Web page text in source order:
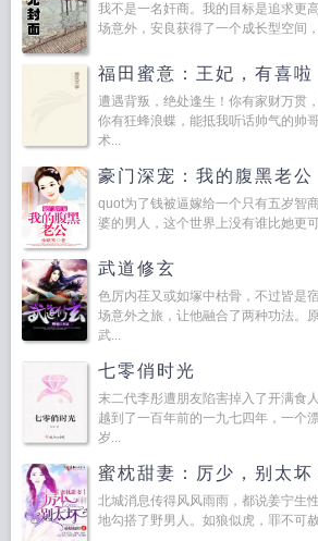
我不是一名奸商。我的目标是追求更
场意外，安良获得了一个成长型空间
福田蜜意：王妃，有喜啦
遭遇背叛，绝处逢生！你有家财万贯
你有狂蜂浪蝶，能抵我听话帅气的帅
术...
豪门深宠：我的腹黑老公
quot为了钱被逼嫁给一个只有五岁智
婆的男人，这个世界上没有谁比她更
武道修玄
色厉内荏又或如塚中枯骨，不过皆是
场意外之旅，让他融合了两种功法。
武...
七零俏时光
末二代李彤遭朋友陷害掉入了开满食
越到了一百年前的一九七四年，一个
岁...
蜜枕甜妻：厉少，别太坏
北城消息传得风风雨雨，都说姜宁生
地勾搭了野男人。如狼似虎，罪不可